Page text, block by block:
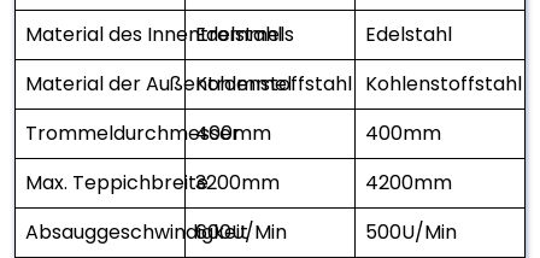
Material des Innentrommels
Edelstahl
Edelstahl
Material der Außentrommel
Kohlenstoffstahl Kohlenstoffstahl
Trommeldurchmesser
400mm
400mm
Max. Teppichbreite3200mm
4200mm
Absauggeschwindigkeit
600U/Min
500U/Min